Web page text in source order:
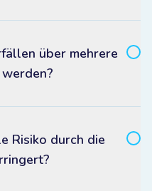
über mehrere
Risiko durch die